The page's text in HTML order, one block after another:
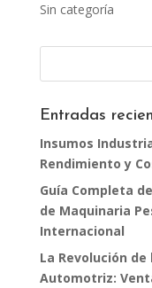
Sin categoría
Entradas
Insumos
Rendimiento y
Guía Completa
de Maquinaria
Internacional
La Revolución
Automotriz: